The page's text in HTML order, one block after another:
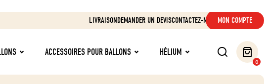
LIVRAISONDEMANDER UN DEVISCONTACTEZ-NOUS MON COMPTE
ACCESSOIRES POUR BALLONS HÉLIUM
0